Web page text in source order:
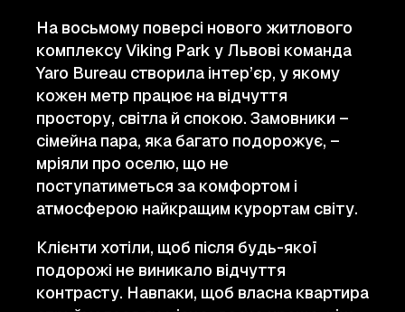
На восьмому поверсі нового житлового
комплексу Viking Park у Львові команда
Yaro Bureau створила інтер’єр, у якому
кожен метр працює на відчуття
простору, світла й спокою. Замовники –
сімейна пара, яка багато подорожує, –
мріяли про оселю, що не
поступатиметься за комфортом і
атмосферою найкращим курортам світу.
Клієнти хотіли, щоб після будь-якої
подорожі не виникало відчуття
контрасту. Навпаки, щоб власна квартира